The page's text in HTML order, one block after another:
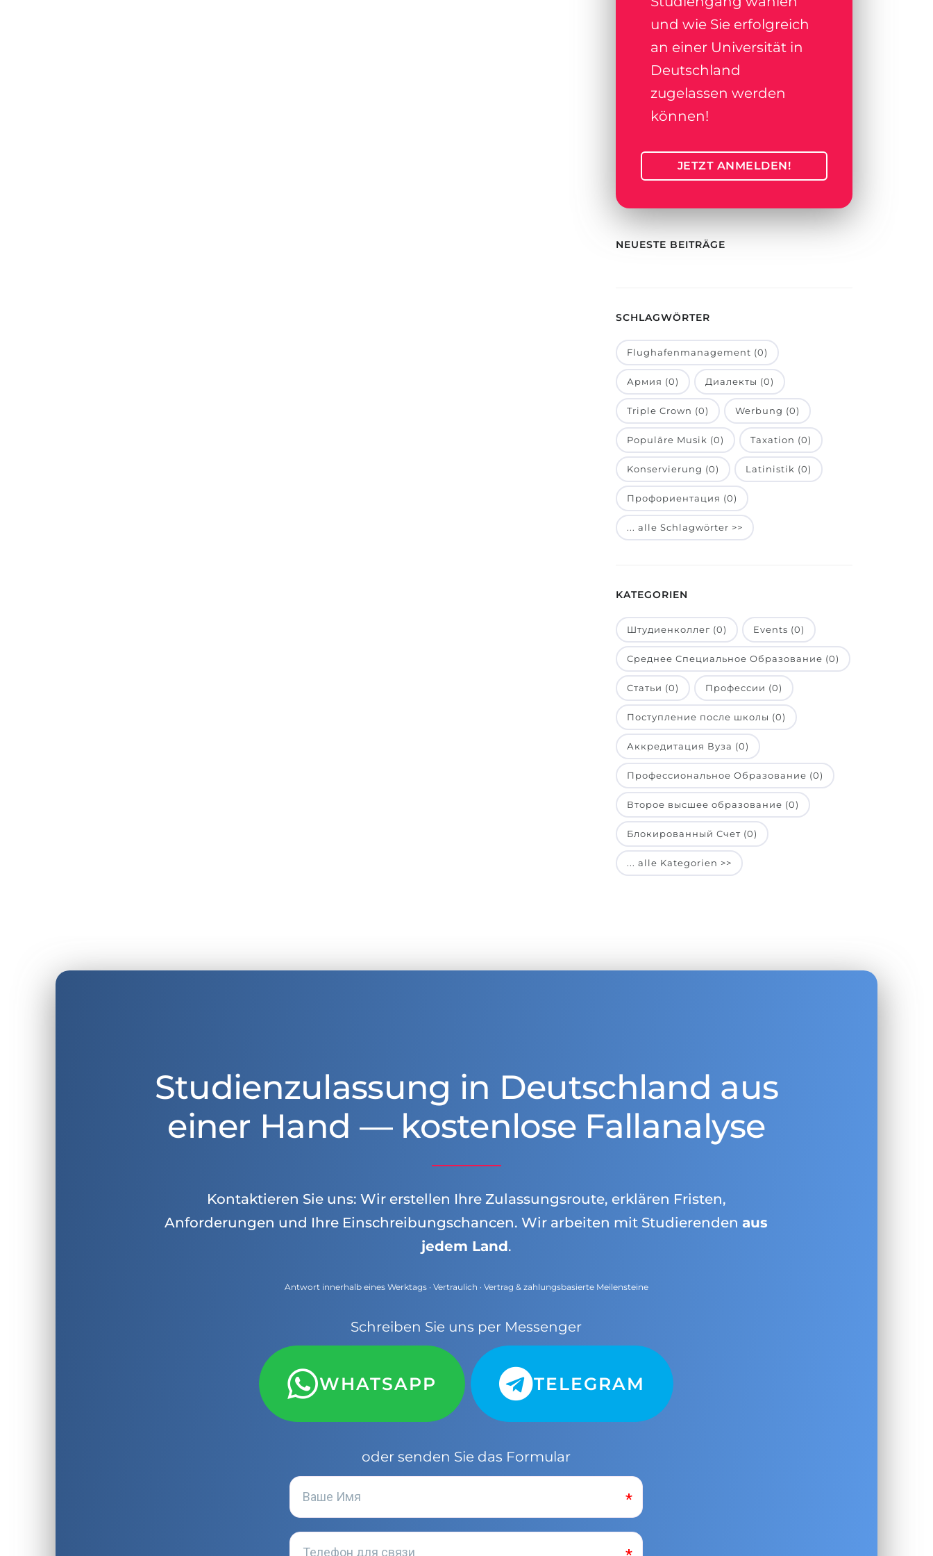
und wie Sie erfolgreich
an einer Universität in
Deutschland
zugelassen werden
können!
JETZT ANMELDEN!
NEUESTE BEITRÄGE
SCHLAGWÖRTER
Flughafenmanagement (0)
Армия (0) Диалекты (0)
Triple Crown (0) Werbung (0)
Populäre Musik (0) Taxation (0)
Konservierung (0) Latinistik (0)
Профориентация (0)
... alle Schlagwörter >>
KATEGORIEN
Штудиенколлег (0) Events (0)
Среднее Специальное Образование (0)
Статьи (0) Профессии (0)
Поступление после школы (0)
Аккредитация Вуза (0)
Профессиональное Образование (0)
Второе высшее образование (0)
Блокированный Счет (0)
... alle Kategorien >>
Studienzulassung in Deutschland aus
einer Hand — kostenlose Fallanalyse
Kontaktieren Sie uns: Wir erstellen Ihre Zulassungsroute, erklären Fristen,
Anforderungen und Ihre Einschreibungschancen. Wir arbeiten mit Studierendenaus
jedem Land.
Antwort innerhalb eines Werktags · Vertraulich · Vertrag & zahlungsbasierte Meilensteine
Schreiben Sie uns per Messenger
WHATSAPP TELEGRAM
oder senden Sie das Formular